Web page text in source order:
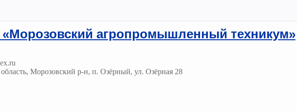
агропромышленный техникум»
область, Морозовский р-н, п. Озёрный, ул. Озёрная 28